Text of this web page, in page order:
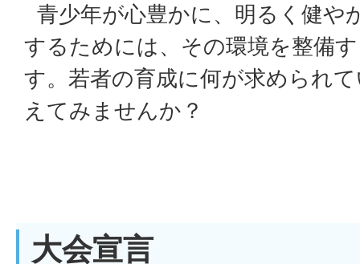
青少年が心豊かに、明るく健や
するためには、その環境を整備
す。若者の育成に何が求められ
えてみませんか？
大会宣言